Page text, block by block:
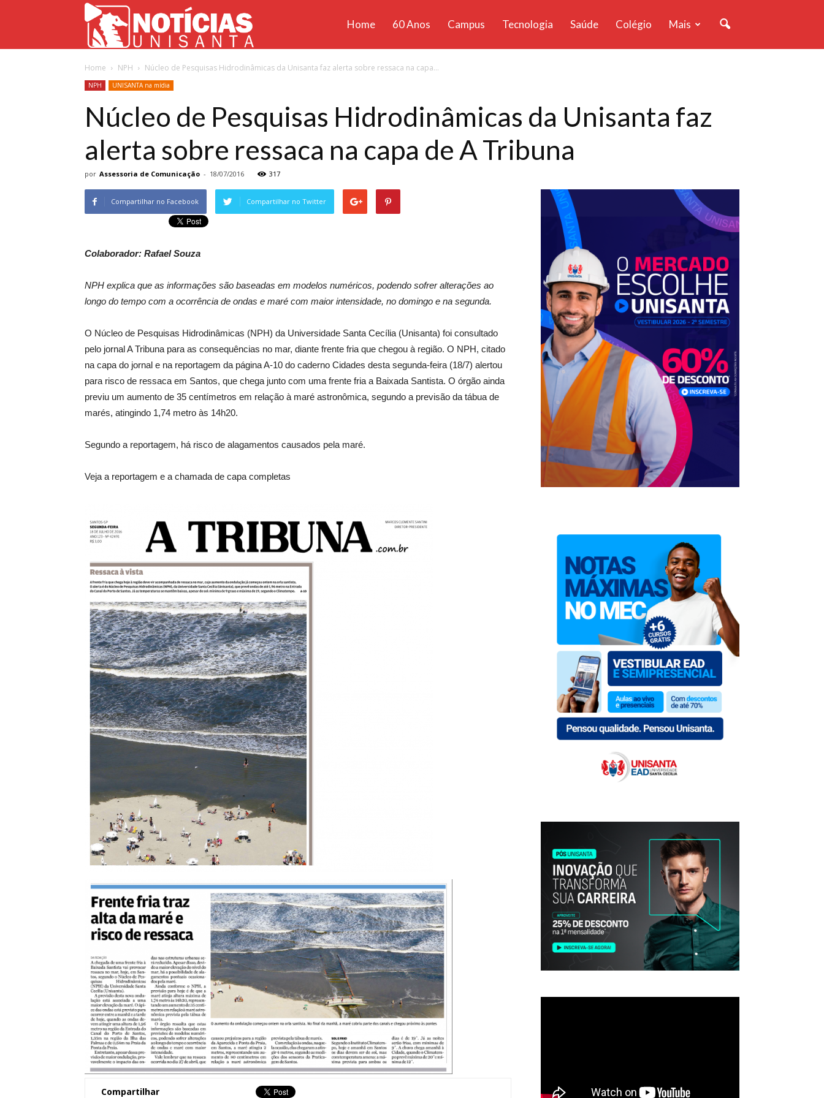
Unisanta
Home 60 Anos Campus Tecnologia Saúde Colégio Mais
Home NPH Núcleo de Pesquisas Hidrodinâmicas da Unisanta faz alerta sobre ressaca na capa...
NPH UNISANTA na mídia
Núcleo de Pesquisas Hidrodinâmicas da Unisanta faz
alerta sobre ressaca na capa de A Tribuna
por Assessoria de Comunicação - 18/07/2016 317
Compartilhar no Facebook Compartilhar no Twitter
Colaborador: Rafael Souza
NPH explica que as informações são baseadas em modelos numéricos, podendo sofrer alterações ao
longo do tempo com a ocorrência de ondas e maré com maior intensidade, no domingo e na segunda.
O Núcleo de Pesquisas Hidrodinâmicas (NPH) da Universidade Santa Cecília (Unisanta) foi consultado
pelo jornal A Tribuna para as consequências no mar, diante frente fria que chegou à região. O NPH, citado
na capa do jornal e na reportagem da página A-10 do caderno Cidades desta segunda-feira (18/7) alertou
para risco de ressaca em Santos, que chega junto com uma frente fria a Baixada Santista. O órgão ainda
previu um aumento de 35 centímetros em relação à maré astronômica, segundo a previsão da tábua de
marés, atingindo 1,74 metro às 14h20.
Segundo a reportagem, há risco de alagamentos causados pela maré.
Veja a reportagem e a chamada de capa completas
Compartilhar